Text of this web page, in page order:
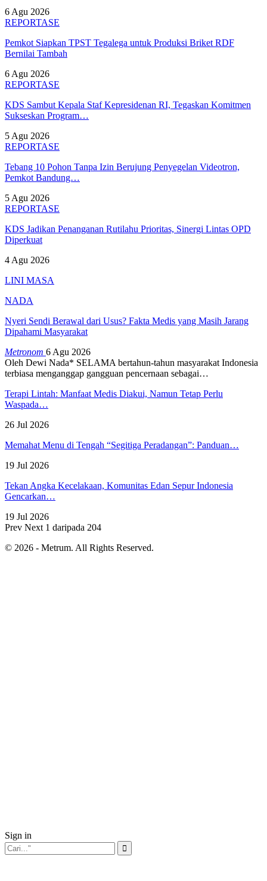
6 Agu 2026
REPORTASE
Pemkot Siapkan TPST Tegalega untuk Produksi Briket RDF
Bernilai Tambah
6 Agu 2026
REPORTASE
KDS Sambut Kepala Staf Kepresidenan RI, Tegaskan Komitmen
Sukseskan Program…
5 Agu 2026
REPORTASE
Tebang 10 Pohon Tanpa Izin Berujung Penyegelan Videotron,
Pemkot Bandung…
5 Agu 2026
REPORTASE
KDS Jadikan Penanganan Rutilahu Prioritas, Sinergi Lintas OPD
Diperkuat
4 Agu 2026
LINI MASA
NADA
Nyeri Sendi Berawal dari Usus? Fakta Medis yang Masih Jarang
Dipahami Masyarakat
Metronom 6 Agu 2026
Oleh Dewi Nada* SELAMA bertahun-tahun masyarakat Indonesia
terbiasa menganggap gangguan pencernaan sebagai…
Terapi Lintah: Manfaat Medis Diakui, Namun Tetap Perlu
Waspada…
26 Jul 2026
Memahat Menu di Tengah “Segitiga Peradangan”: Panduan…
19 Jul 2026
Tekan Angka Kecelakaan, Komunitas Edan Sepur Indonesia
Gencarkan…
19 Jul 2026
Prev Next 1 daripada 204
© 2026 - Metrum. All Rights Reserved.
Sign in